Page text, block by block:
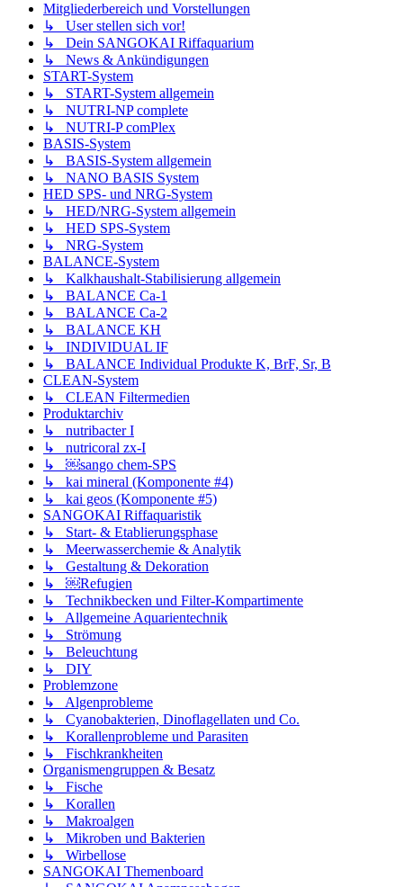
Mitgliederbereich und Vorstellungen
↳ User stellen sich vor!
↳ Dein SANGOKAI Riffaquarium
↳ News & Ankündigungen
START-System
↳ START-System allgemein
↳ NUTRI-NP complete
↳ NUTRI-P comPlex
BASIS-System
↳ BASIS-System allgemein
↳ NANO BASIS System
HED SPS- und NRG-System
↳ HED/NRG-System allgemein
↳ HED SPS-System
↳ NRG-System
BALANCE-System
↳ Kalkhaushalt-Stabilisierung allgemein
↳ BALANCE Ca-1
↳ BALANCE Ca-2
↳ BALANCE KH
↳ INDIVIDUAL IF
↳ BALANCE Individual Produkte K, BrF, Sr, B
CLEAN-System
↳ CLEAN Filtermedien
Produktarchiv
↳ nutribacter I
↳ nutricoral zx-I
↳ ￼sango chem-SPS
↳ kai mineral (Komponente #4)
↳ kai geos (Komponente #5)
SANGOKAI Riffaquaristik
↳ Start- & Etablierungsphase
↳ Meerwasserchemie & Analytik
↳ Gestaltung & Dekoration
↳ ￼Refugien
↳ Technikbecken und Filter-Kompartimente
↳ Allgemeine Aquarientechnik
↳ Strömung
↳ Beleuchtung
↳ DIY
Problemzone
↳ Algenprobleme
↳ Cyanobakterien, Dinoflagellaten und Co.
↳ Korallenprobleme und Parasiten
↳ Fischkrankheiten
Organismengruppen & Besatz
↳ Fische
↳ Korallen
↳ Makroalgen
↳ Mikroben und Bakterien
↳ Wirbellose
SANGOKAI Themenboard